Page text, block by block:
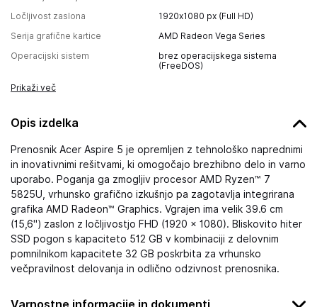
Ločljivost zaslona
1920x1080 px (Full HD)
Serija grafične kartice
AMD Radeon Vega Series
Operacijski sistem
brez operacijskega sistema
(FreeDOS)
Prikaži več
Opis izdelka
Prenosnik Acer Aspire 5 je opremljen z tehnološko naprednimi
in inovativnimi rešitvami, ki omogočajo brezhibno delo in varno
uporabo. Poganja ga zmogljiv procesor AMD Ryzen™ 7
5825U, vrhunsko grafično izkušnjo pa zagotavlja integrirana
grafika AMD Radeon™ Graphics. Vgrajen ima velik 39.6 cm
(15,6") zaslon z ločljivostjo FHD (1920 × 1080). Bliskovito hiter
SSD pogon s kapaciteto 512 GB v kombinaciji z delovnim
pomnilnikom kapacitete 32 GB poskrbita za vrhunsko
večpravilnost delovanja in odlično odzivnost prenosnika.
Varnostne informacije in dokumenti